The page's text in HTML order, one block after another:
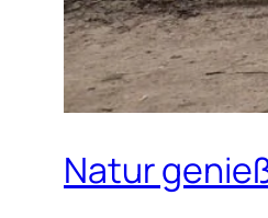
Natur